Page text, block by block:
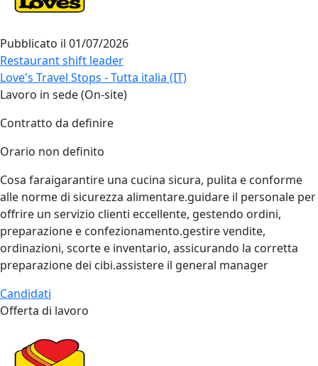
Pubblicato il 01/07/2026
Restaurant shift leader
Love's Travel Stops - Tutta italia (IT)
Lavoro in sede (On-site)
Contratto da definire
Orario non definito
Cosa faraigarantire una cucina sicura, pulita e conforme
alle norme di sicurezza alimentare.guidare il personale per
offrire un servizio clienti eccellente, gestendo ordini,
preparazione e confezionamento.gestire vendite,
ordinazioni, scorte e inventario, assicurando la corretta
preparazione dei cibi.assistere il general manager
Candidati
Offerta di lavoro